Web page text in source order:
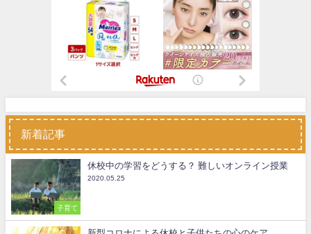
新着記事
子育て
休校中の学習をどうする？ 難しいオンライン授業
2020.05.25